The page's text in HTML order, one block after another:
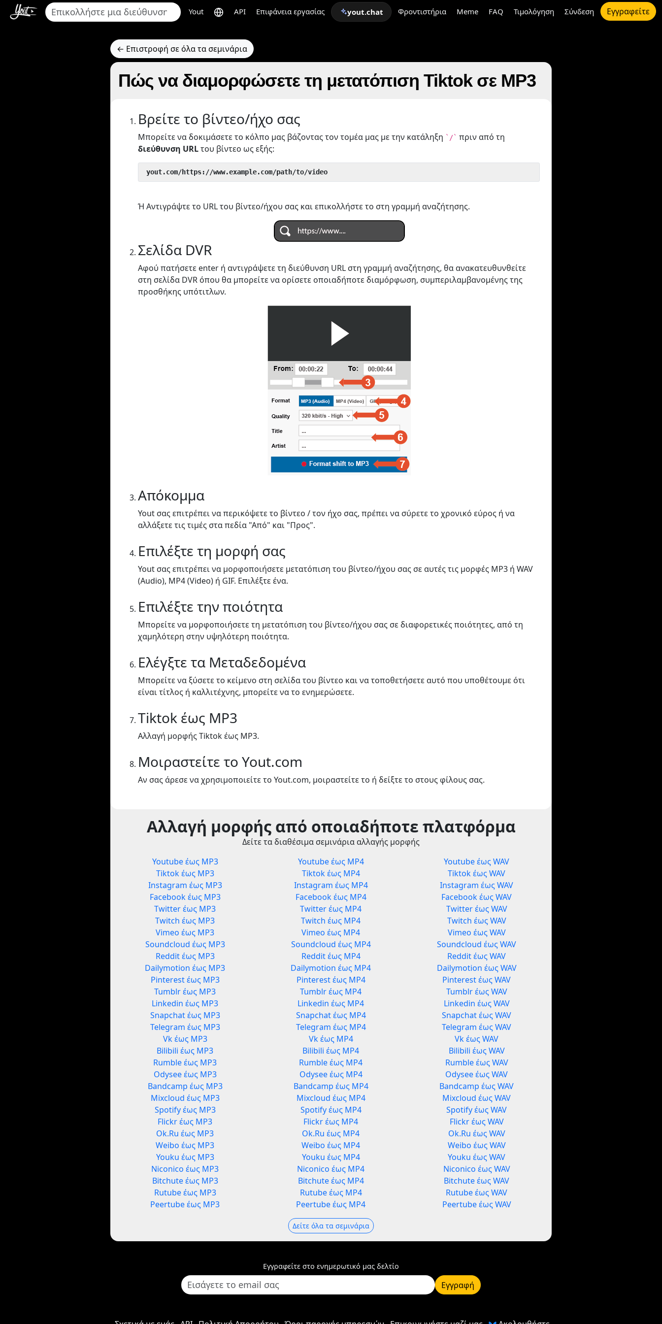
Yout API Επιφάνεια εργασίας yout.chat Φροντιστήρια Meme FAQ Τιμολόγηση Σύνδεση Εγγραφείτε
← Επιστροφή σε όλα τα σεμινάρια
Πώς να διαμορφώσετε τη μετατόπιση Tiktok σε MP3
Βρείτε το βίντεο/ήχο σας
Μπορείτε να δοκιμάσετε το κόλπο μας βάζοντας τον τομέα μας με την κατάληξη `/` πριν από τη
διεύθυνση URLτου βίντεο ως εξής:
yout.com/https://www.example.com/path/to/video
Ή Αντιγράψτε το URL του βίντεο/ήχου σας και επικολλήστε το στη γραμμή αναζήτησης.
Σελίδα DVR
Αφού πατήσετε enter ή αντιγράψετε τη διεύθυνση URL στη γραμμή αναζήτησης, θα ανακατευθυνθείτε
στη σελίδα DVR όπου θα μπορείτε να ορίσετε οποιαδήποτε διαμόρφωση, συμπεριλαμβανομένης της
προσθήκης υπότιτλων.
Απόκομμα
Yout σας επιτρέπει να περικόψετε το βίντεο / τον ήχο σας, πρέπει να σύρετε το χρονικό εύρος ή να
αλλάξετε τις τιμές στα πεδία "Από" και "Προς".
Επιλέξτε τη μορφή σας
Yout σας επιτρέπει να μορφοποιήσετε μετατόπιση του βίντεο/ήχου σας σε αυτές τις μορφές MP3 ή WAV
(Audio), MP4 (Video) ή GIF. Επιλέξτε ένα.
Επιλέξτε την ποιότητα
Μπορείτε να μορφοποιήσετε τη μετατόπιση του βίντεο/ήχου σας σε διαφορετικές ποιότητες, από τη
χαμηλότερη στην υψηλότερη ποιότητα.
Ελέγξτε τα Μεταδεδομένα
Μπορείτε να ξύσετε το κείμενο στη σελίδα του βίντεο και να τοποθετήσετε αυτό που υποθέτουμε ότι
είναι τίτλος ή καλλιτέχνης, μπορείτε να το ενημερώσετε.
Tiktok έως MP3
Αλλαγή μορφής Tiktok έως MP3.
Μοιραστείτε το Yout.com
Αν σας άρεσε να χρησιμοποιείτε το Yout.com, μοιραστείτε το ή δείξτε το στους φίλους σας.
Αλλαγή μορφής από οποιαδήποτε πλατφόρμα
Δείτε τα διαθέσιμα σεμινάρια αλλαγής μορφής
Youtube έως MP3
Tiktok έως MP3
Instagram έως MP3
Facebook έως MP3
Twitter έως MP3
Twitch έως MP3
Vimeo έως MP3
Soundcloud έως MP3
Reddit έως MP3
Dailymotion έως MP3
Pinterest έως MP3
Tumblr έως MP3
Linkedin έως MP3
Snapchat έως MP3
Telegram έως MP3
Vk έως MP3
Bilibili έως MP3
Rumble έως MP3
Odysee έως MP3
Bandcamp έως MP3
Mixcloud έως MP3
Spotify έως MP3
Flickr έως MP3
Ok.Ru έως MP3
Weibo έως MP3
Youku έως MP3
Niconico έως MP3
Bitchute έως MP3
Rutube έως MP3
Peertube έως MP3
Youtube έως MP4
Tiktok έως MP4
Instagram έως MP4
Facebook έως MP4
Twitter έως MP4
Twitch έως MP4
Vimeo έως MP4
Soundcloud έως MP4
Reddit έως MP4
Dailymotion έως MP4
Pinterest έως MP4
Tumblr έως MP4
Linkedin έως MP4
Snapchat έως MP4
Telegram έως MP4
Vk έως MP4
Bilibili έως MP4
Rumble έως MP4
Odysee έως MP4
Bandcamp έως MP4
Mixcloud έως MP4
Spotify έως MP4
Flickr έως MP4
Ok.Ru έως MP4
Weibo έως MP4
Youku έως MP4
Niconico έως MP4
Bitchute έως MP4
Rutube έως MP4
Peertube έως MP4
Youtube έως WAV
Tiktok έως WAV
Instagram έως WAV
Facebook έως WAV
Twitter έως WAV
Twitch έως WAV
Vimeo έως WAV
Soundcloud έως WAV
Reddit έως WAV
Dailymotion έως WAV
Pinterest έως WAV
Tumblr έως WAV
Linkedin έως WAV
Snapchat έως WAV
Telegram έως WAV
Vk έως WAV
Bilibili έως WAV
Rumble έως WAV
Odysee έως WAV
Bandcamp έως WAV
Mixcloud έως WAV
Spotify έως WAV
Flickr έως WAV
Ok.Ru έως WAV
Weibo έως WAV
Youku έως WAV
Niconico έως WAV
Bitchute έως WAV
Rutube έως WAV
Peertube έως WAV
Δείτε όλα τα σεμινάρια
Εγγραφείτε στο ενημερωτικό μας δελτίο
Εγγραφή